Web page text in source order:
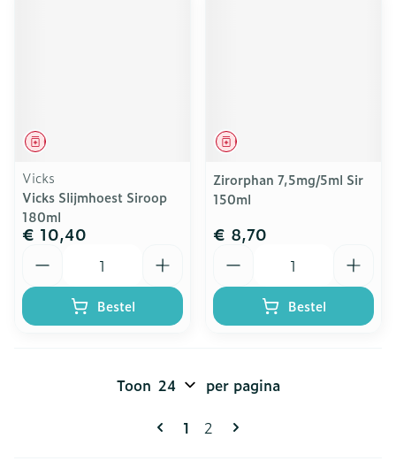
Geneesmiddel
Vicks
Vicks Slijmhoest Siroop
180ml
€ 10,40
Bestel
Geneesmiddel
Zirorphan 7,5mg/5ml Sir
150ml
€ 8,70
Bestel
Pagina's
U lees momenteel pagina
1 Pagina
2
Toon per pagina